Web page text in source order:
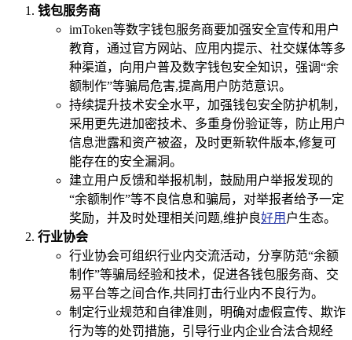
钱包服务商
imToken等数字钱包服务商要加强安全宣传和用户
教育，通过官方网站、应用内提示、社交媒体等多
种渠道，向用户普及数字钱包安全知识，强调“余
额制作”等骗局危害,提高用户防范意识。
持续提升技术安全水平，加强钱包安全防护机制，
采用更先进加密技术、多重身份验证等，防止用户
信息泄露和资产被盗，及时更新软件版本,修复可
能存在的安全漏洞。
建立用户反馈和举报机制，鼓励用户举报发现的
“余额制作”等不良信息和骗局，对举报者给予一定
奖励，并及时处理相关问题,维护良好用 户生态。
行业协会
行业协会可组织行业内交流活动，分享防范“余额
制作”等骗局经验和技术，促进各钱包服务商、交
易平台等之间合作,共同打击行业内不良行为。
制定行业规范和自律准则，明确对虚假宣传、欺诈
行为等的处罚措施，引导行业内企业合法合规经